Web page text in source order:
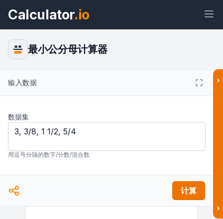
Calculator.io
最小公分母计算器
输入数据
数据集
用逗号分隔的数字/分数/混合数
计算
›
›